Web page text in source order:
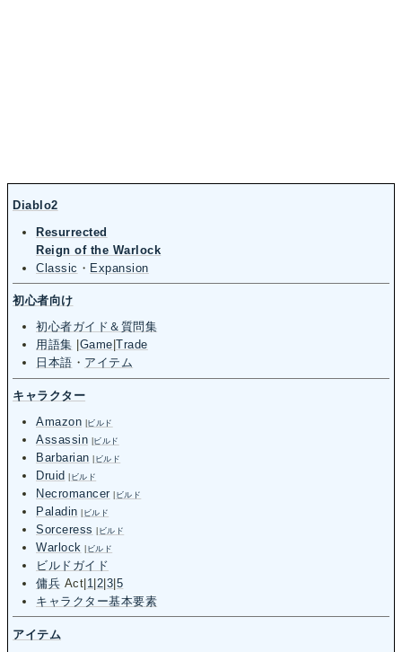
Diablo2
Resurrected
Reign of the Warlock
Classic ・ Expansion
初心者向け
初心者ガイド＆質問集
用語集 Game |Trade
日本語 ・ アイテム
キャラクター
Amazon
ビルド
Assassin ビルド
Barbarian ビルド
Druid ビルド
Necromancer ビルド
Paladin ビルド
Sorceress ビルド
Warlock ビルド
ビルドガイド
傭兵 Act 1 2 3 5
キャラクター基本要素
アイテム